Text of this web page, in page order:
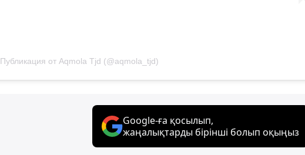
Публикация от Aqmola Tjd (@aqmola_tjd)
Google-ға қосылып,
жаңалықтарды бірінші болып оқыңыз